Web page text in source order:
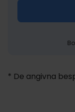
* De angivna